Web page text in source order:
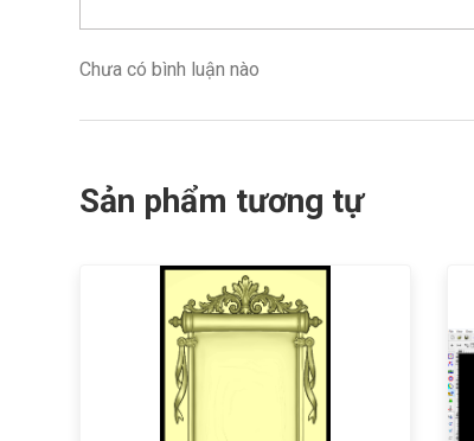
Chưa có bình luận nào
Sản phẩm tương tự